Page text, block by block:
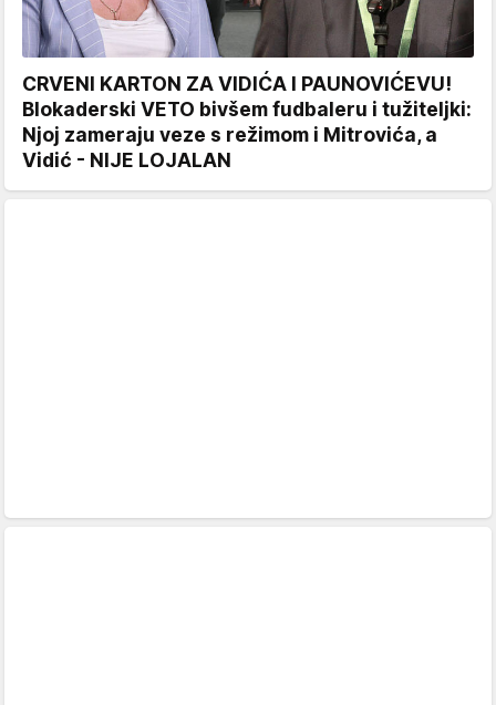
CRVENI KARTON ZA VIDIĆA I PAUNOVIĆEVU!
Blokaderski VETO bivšem fudbaleru i tužiteljki:
Njoj zameraju veze s režimom i Mitrovića, a
Vidić - NIJE LOJALAN